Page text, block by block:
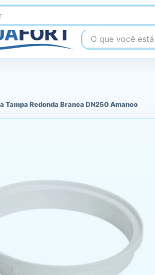
O que você está
Tampa Redonda Branca DN250 Amanco